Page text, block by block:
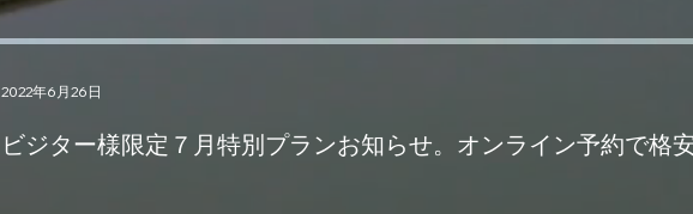
ビジター様限定７月特別プランお知らせ。オンライン予約で格
2022年6月26日